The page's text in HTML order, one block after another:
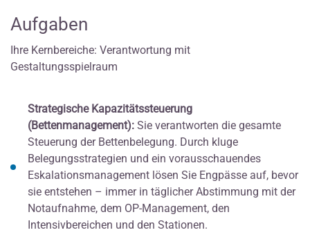
Aufgaben
Ihre Kernbereiche: Verantwortung mit
Gestaltungsspielraum
Strategische Kapazitätssteuerung
(Bettenmanagement): Sie verantworten die gesamte
Steuerung der Bettenbelegung. Durch kluge
Belegungsstrategien und ein vorausschauendes
Eskalationsmanagement lösen Sie Engpässe auf, bevor
sie entstehen – immer in täglicher Abstimmung mit der
Notaufnahme, dem OP-Management, den
Intensivbereichen und den Stationen.